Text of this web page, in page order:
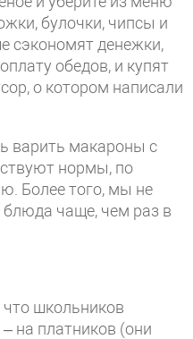
булочки, чипсы и
сэкономят денежки,
обедов, и купят
о котором написали
варить макароны с
нормы, по
Более того, мы не
чаще, чем раз в
школьников
на платников (они